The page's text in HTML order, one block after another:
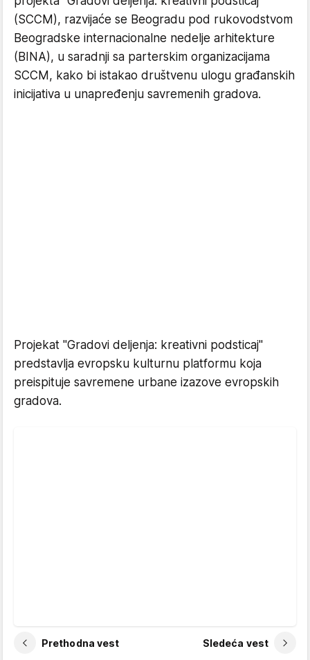
(SCCM), razvijaće se Beogradu pod rukovodstvom
Beogradske internacionalne nedelje arhitekture
(BINA), u saradnji sa parterskim organizacijama
SCCM, kako bi istakao društvenu ulogu građanskih
inicijativa u unapređenju savremenih gradova.
Projekat "Gradovi deljenja: kreativni podsticaj"
predstavlja evropsku kulturnu platformu koja
preispituje savremene urbane izazove evropskih
gradova.
Prethodna vest Sledeća vest